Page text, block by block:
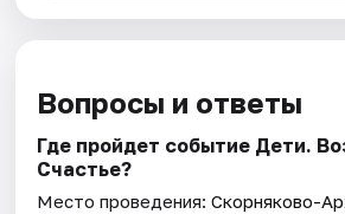
Вопросы и ответы
Где пройдет событие Дети.
Счастье?
Место проведения:Скорняково-